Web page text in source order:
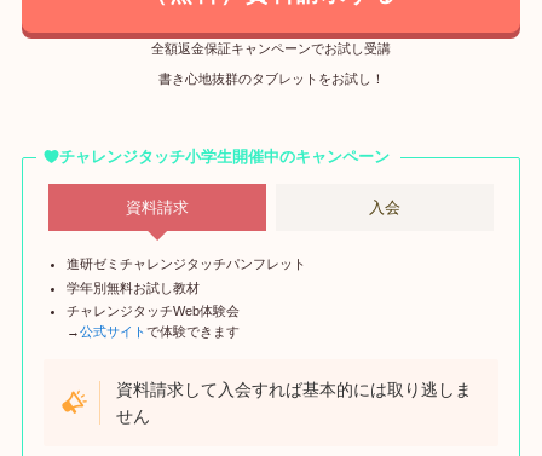
全額返金保証キャンペーンでお試し受講
書き心地抜群のタブレットをお試し！
チャレンジタッチ小学生開催中のキャンペーン
資料請求 入会
進研ゼミチャレンジタッチパンフレット
学年別無料お試し教材
チャレンジタッチWeb体験会
→公式サイトで体験できます
資料請求して入会すれば基本的には取り逃しま
せん